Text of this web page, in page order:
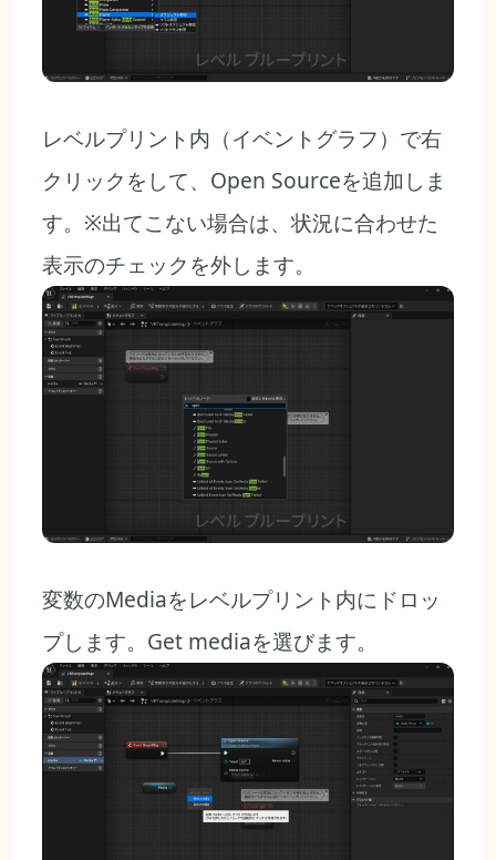
レベルプリント内（イベントグラフ）で右
クリックをして、Open Sourceを追加しま
す。※出てこない場合は、状況に合わせた
表示のチェックを外します。
変数のMediaをレベルプリント内にドロッ
プします。Get mediaを選びます。